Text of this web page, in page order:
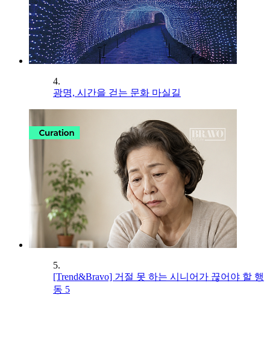
4.
광명, 시간을 걷는 문화 마실길
5.
[Trend&Bravo] 거절 못 하는 시니어가 끊어야 할 행
동 5